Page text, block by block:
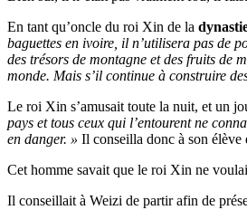
En tant qu’oncle du roi Xin de la
baguettes en ivoire, il n’utilisera pas de
des trésors de montagne et des fruits de
monde. Mais s’il continue à construire
Le roi Xin s’amusait toute la nuit, et un
pays et tous ceux qui l’entourent ne
en danger. » Il conseilla donc à son élève
Cet homme savait que le roi Xin ne
Il conseillait à Weizi de partir afin de